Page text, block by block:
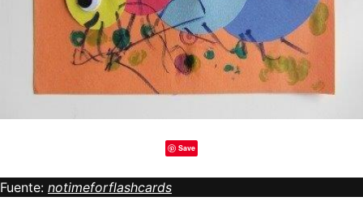
Save
Fuente: notimeforflashcards